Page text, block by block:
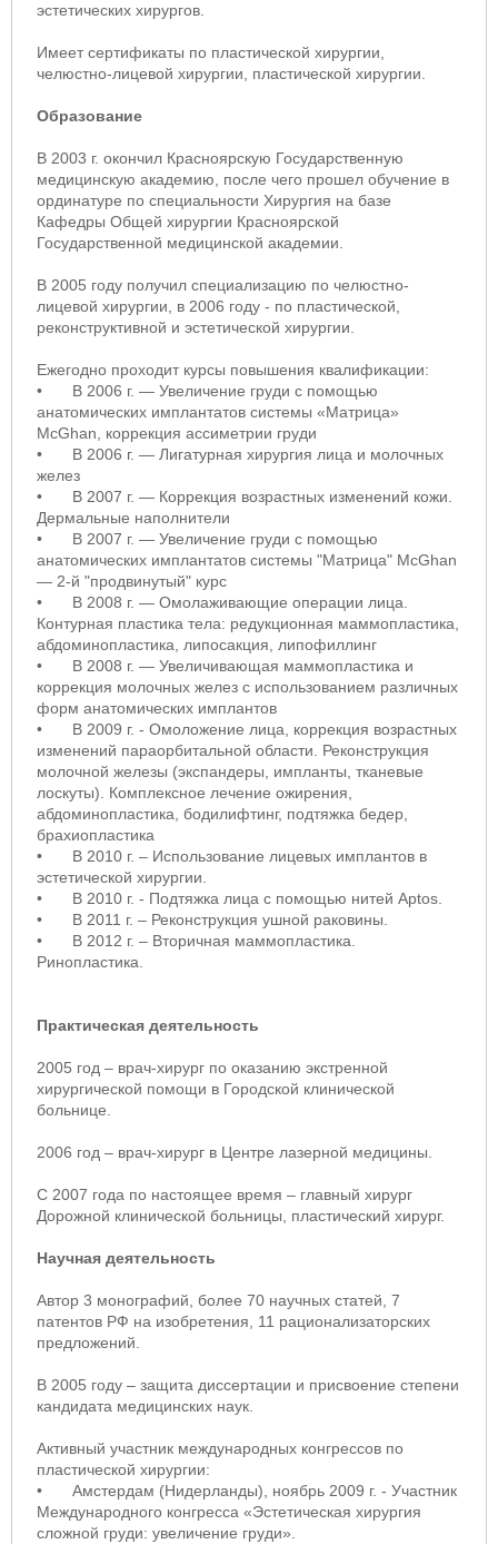
эстетических хирургов.
Имеет сертификаты по пластической хирургии,
челюстно-лицевой хирургии, пластической хирургии.
Образование
В 2003 г. окончил Красноярскую Государственную
медицинскую академию, после чего прошел обучение в
ординатуре по специальности Хирургия на базе
Кафедры Общей хирургии Красноярской
Государственной медицинской академии.
В 2005 году получил специализацию по челюстно-
лицевой хирургии, в 2006 году - по пластической,
реконструктивной и эстетической хирургии.
Ежегодно проходит курсы повышения квалификации:
•
В 2006 г. — Увеличение груди с помощью
анатомических имплантатов системы «Матрица»
McGhan, коррекция ассиметрии груди
•
В 2006 г. — Лигатурная хирургия лица и молочных
желез
•
В 2007 г. — Коррекция возрастных изменений кожи.
Дермальные наполнители
•
В 2007 г. — Увеличение груди с помощью
анатомических имплантатов системы "Матрица" McGhan
— 2-й "продвинутый" курс
•
В 2008 г. — Омолаживающие операции лица.
Контурная пластика тела: редукционная маммопластика,
абдоминопластика, липосакция, липофиллинг
•
В 2008 г. — Увеличивающая маммопластика и
коррекция молочных желез с использованием различных
форм анатомических имплантов
•
В 2009 г. - Омоложение лица, коррекция возрастных
изменений параорбитальной области. Реконструкция
молочной железы (экспандеры, импланты, тканевые
лоскуты). Комплексное лечение ожирения,
абдоминопластика, бодилифтинг, подтяжка бедер,
брахиопластика
•
В 2010 г. – Использование лицевых имплантов в
эстетической хирургии.
•
В 2010 г. - Подтяжка лица с помощью нитей Aptos.
•
В 2011 г. – Реконструкция ушной раковины.
•
В 2012 г. – Вторичная маммопластика.
Ринопластика.
Практическая деятельность
2005 год – врач-хирург по оказанию экстренной
хирургической помощи в Городской клинической
больнице.
2006 год – врач-хирург в Центре лазерной медицины.
С 2007 года по настоящее время – главный хирург
Дорожной клинической больницы, пластический хирург.
Научная деятельность
Автор 3 монографий, более 70 научных статей, 7
патентов РФ на изобретения, 11 рационализаторских
предложений.
В 2005 году – защита диссертации и присвоение степени
кандидата медицинских наук.
Активный участник международных конгрессов по
пластической хирургии:
•
Амстердам (Нидерланды), ноябрь 2009 г. - Участник
Международного конгресса «Эстетическая хирургия
сложной груди: увеличение груди».